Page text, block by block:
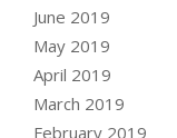
June 2019
May 2019
April 2019
March 2019
February 2019